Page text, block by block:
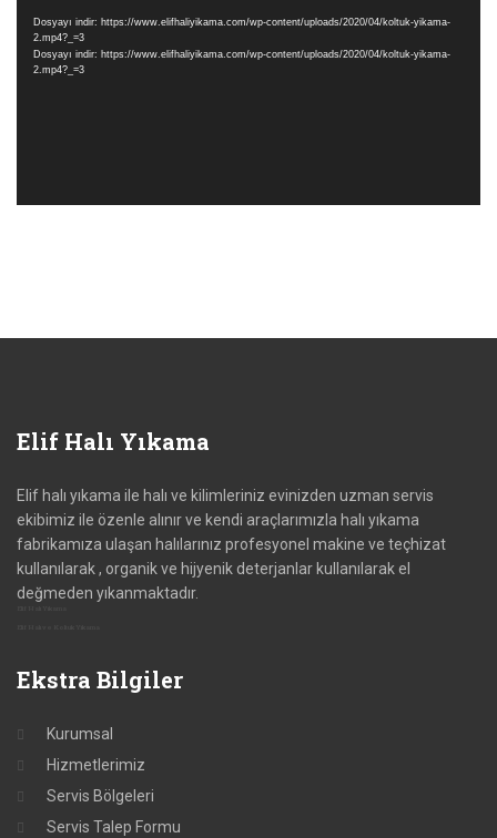
Dosyayı indir: https://www.elifhaliyikama.com/wp-content/uploads/2020/04/koltuk-yikama-
2.mp4?_=3
Dosyayı indir: https://www.elifhaliyikama.com/wp-content/uploads/2020/04/koltuk-yikama-
2.mp4?_=3
Elif Halı Yıkama
Elif halı yıkama ile halı ve kilimleriniz evinizden uzman servis
ekibimiz ile özenle alınır ve kendi araçlarımızla halı yıkama
fabrikamıza ulaşan halılarınız profesyonel makine ve teçhizat
kullanılarak , organik ve hijyenik deterjanlar kullanılarak el
değmeden yıkanmaktadır.
Ekstra Bilgiler
Kurumsal
Hizmetlerimiz
Servis Bölgeleri
Servis Talep Formu